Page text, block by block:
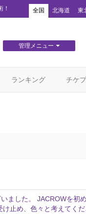
！ 全国 北海道 東
管理メニュー
ランキング チケ
ました。 JACROWを初
け止め、色々と考えてく